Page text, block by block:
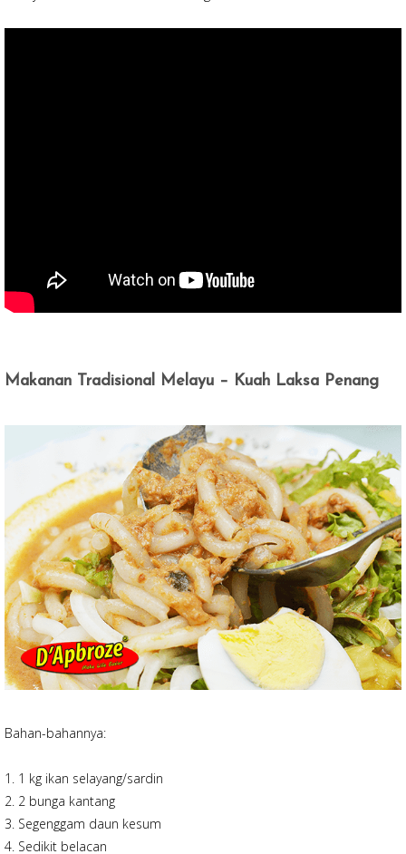
Makanan Tradisional Melayu – Kuah Laksa Penang
Bahan-bahannya:
1. 1 kg ikan selayang/sardin
2. 2 bunga kantang
3. Segenggam daun kesum
4. Sedikit belacan